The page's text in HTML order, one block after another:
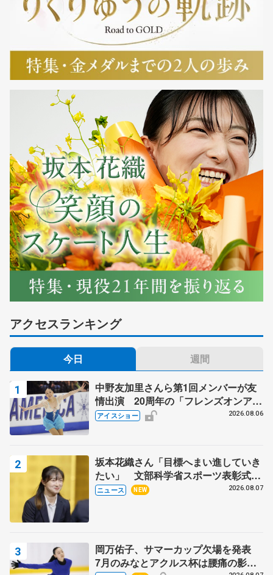
アクセスランキング
今日 週間
中野友加里さんら第1回メンバーが友
情出演 20周年の「フレンズオンアイ
ス」 宮本賢二さん、有川梨絵さん、
アイスショー 2026.08.06
坂本花織さん「目標へまい進していき
たい」 文部科学省スポーツ表彰式で
代表謝辞
ニュース NEW 2026.08.07
岡万佑子、サマーカップ欠場を発表
7月のみなとアクルス杯は腰痛の影響